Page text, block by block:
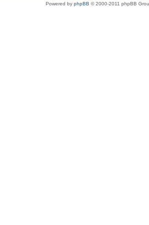
Powered by phpBB © 2000-2011 phpBB